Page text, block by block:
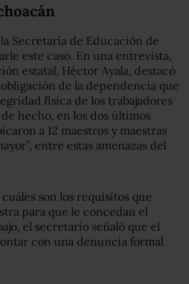
Secretaría de Educación de
este caso. En una entrevista,
estatal, Héctor Ayala, destacó
de la dependencia que
física de los trabajadores
hecho, en los dos últimos
a 12 maestros y maestras
entre estas amenazas del
son los requisitos que
para que le concedan el
el secretario señaló que el
con una denuncia formal